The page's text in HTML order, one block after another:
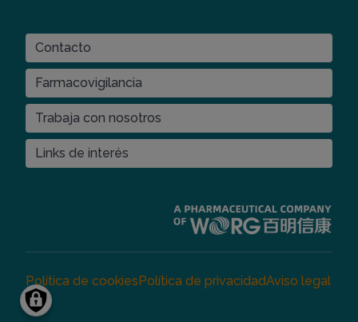
ES
CONTACT
MENU
Contacto
Farmacovigilancia
Trabaja con nosotros
Links de interés
Imagen
Política de cookiesPolítica de privacidadAviso legal